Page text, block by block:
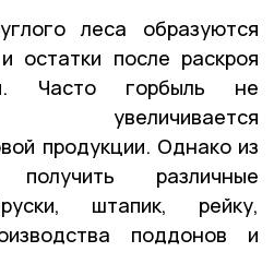
леса образуются
остатки после раскроя
Часто горбыль не
увеличивается
продукции. Однако из
различные
штапик, рейку,
поддонов и